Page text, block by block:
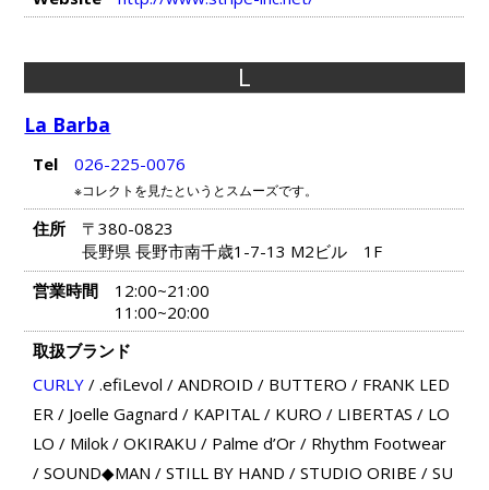
L
La Barba
Tel 026-225-0076
※コレクトを見たというとスムーズです。
住所
〒380-0823
長野県 長野市南千歳1-7-13 M2ビル 1F
営業時間
12:00~21:00
11:00~20:00
取扱ブランド
CURLY/ .efiLevol / ANDROID / BUTTERO / FRANK LED
ER/ Joelle Gagnard / KAPITAL/ KURO / LIBERTAS / LO
LO / Milok/ OKIRAKU / Palme d’Or/ Rhythm Footwear
/ SOUND◆MAN / STILL BY HAND / STUDIO ORIBE / SU